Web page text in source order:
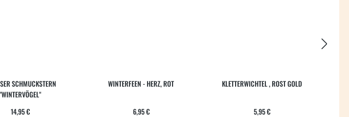
SCHMUCKSTERN "
WINTERVÖGEL"
Regulärer Preis:
14,95 €
WINTERFEEN - HERZ, ROT
Regulärer Preis:
6,95 €
KLETTERWICHTEL , ROST GOLD
Regulärer Preis:
5,95 €